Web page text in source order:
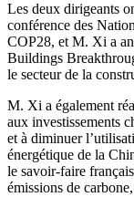
Les deux dirigeants
conférence des
COP28, et M. Xi a
Buildings
le secteur de la
M. Xi a également
aux investissements
et à diminuer
énergétique de la
le savoir-faire
émissions de